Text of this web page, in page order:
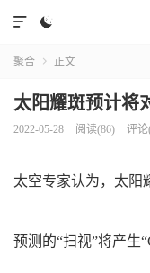


聚合  正文
太阳耀斑预计将
2022-05-28 阅读(86) 评论
太空专家认为，太阳
预测的“扫视”将产生